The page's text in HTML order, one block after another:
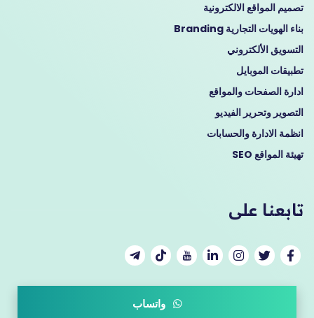
تصميم المواقع الالكترونية
بناء الهويات التجارية Branding
التسويق الألكتروني
تطبيقات الموبايل
ادارة الصفحات والمواقع
التصوير وتحرير الفيديو
انظمة الادارة والحسابات
تهيئة المواقع SEO
تابعنا على
واتساب